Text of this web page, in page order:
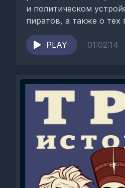
и политическом
пиратов, а также о тех
которым люди шли «на...
PLAY
01:02:14